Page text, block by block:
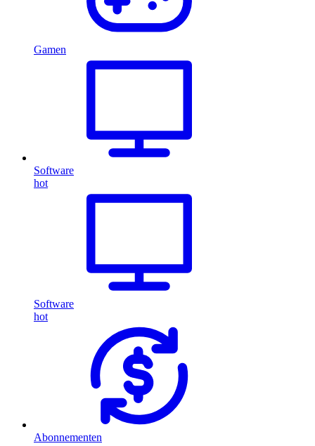
Gamen
Software
hot
Software
hot
Abonnementen